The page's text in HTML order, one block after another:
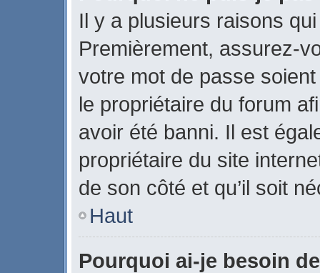
Il y a plusieurs raisons
Premièrement, assurez-
votre mot de passe
le propriétaire du forum
avoir été banni. Il est
propriétaire du site
de son côté et qu’il soit
Haut
Pourquoi ai-je besoin